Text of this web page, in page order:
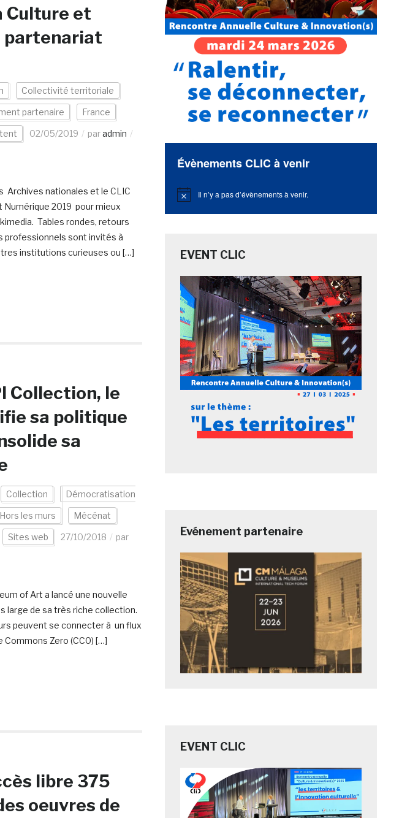
Culture et
partenariat
Collectivité territoriale
partenaire France
02/05/2019 paradmin
Archives nationales et le CLIC
Numérique 2019 pour mieux
Tables rondes, retours
professionnels sont invités à
institutions curieuses ou […]
Collection, le
sa politique
sa
Collection Démocratisation
Hors les murs Mécénat
Sites web 27/10/2018
par
of Art a lancé une nouvelle
large de sa très riche collection.
peuvent se connecter à un flux
Zero (CC0) […]
libre 375
oeuvres de
Évènements CLIC à venir
Notice Il n’y a pas d’évènements à venir.
EVENT CLIC
Evénement partenaire
EVENT CLIC